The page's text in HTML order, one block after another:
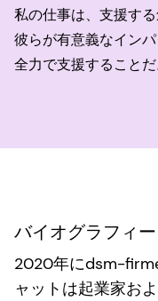
私の仕事は、支援す
彼らが有意義なイン
全力で支援することだ
バイオグラフィー
2020年にdsm-
ャットは起業家お